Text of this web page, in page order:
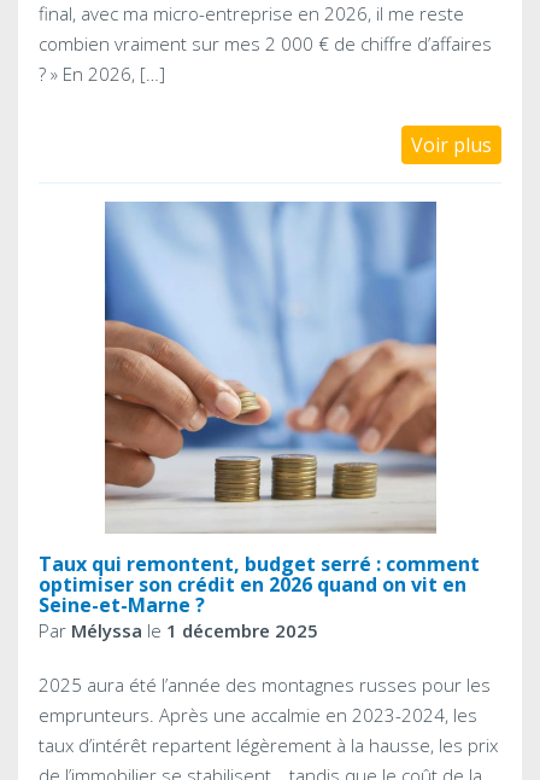
final, avec ma micro-entreprise en 2026, il me reste
combien vraiment sur mes 2 000 € de chiffre d’affaires
? » En 2026, […]
Voir plus
Taux qui remontent, budget serré : comment
optimiser son crédit en 2026 quand on vit en
Seine-et-Marne ?
Par Mélyssa le 1 décembre 2025
2025 aura été l’année des montagnes russes pour les
emprunteurs. Après une accalmie en 2023-2024, les
taux d’intérêt repartent légèrement à la hausse, les prix
de l’immobilier se stabilisent… tandis que le coût de la